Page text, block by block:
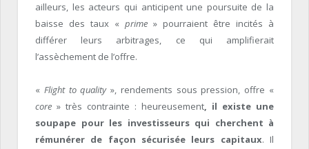
ailleurs, les acteurs qui anticipent une poursuite de la
baisse des taux « prime » pourraient être incités à
différer leurs arbitrages, ce qui amplifierait
l’assèchement de l’offre.
« Flight to quality», rendements sous pression, offre «
core » très contrainte : heureusement, il existe une
soupape pour les investisseurs qui cherchent à
rémunérer de façon sécurisée leurs capitaux. Il